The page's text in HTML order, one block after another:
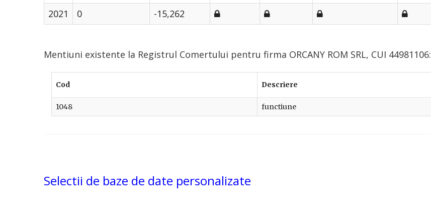
2021
0 -15,262
Mentiuni existente la Registrul Comertului pentru firma ORCANY ROM SRL, CUI 44981106:
Cod Descriere
1048 functiune
Selectii de baze de date personalizate